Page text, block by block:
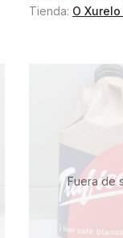
Tienda: O
Fuera de